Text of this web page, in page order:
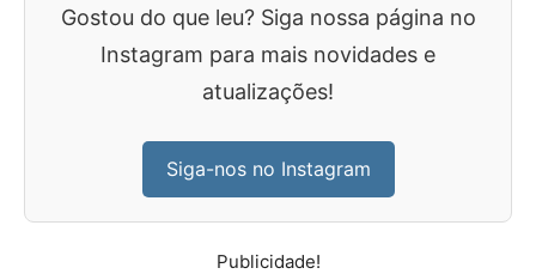
Gostou do que leu? Siga nossa página no
Instagram para mais novidades e
atualizações!
Siga-nos no Instagram
Publicidade!